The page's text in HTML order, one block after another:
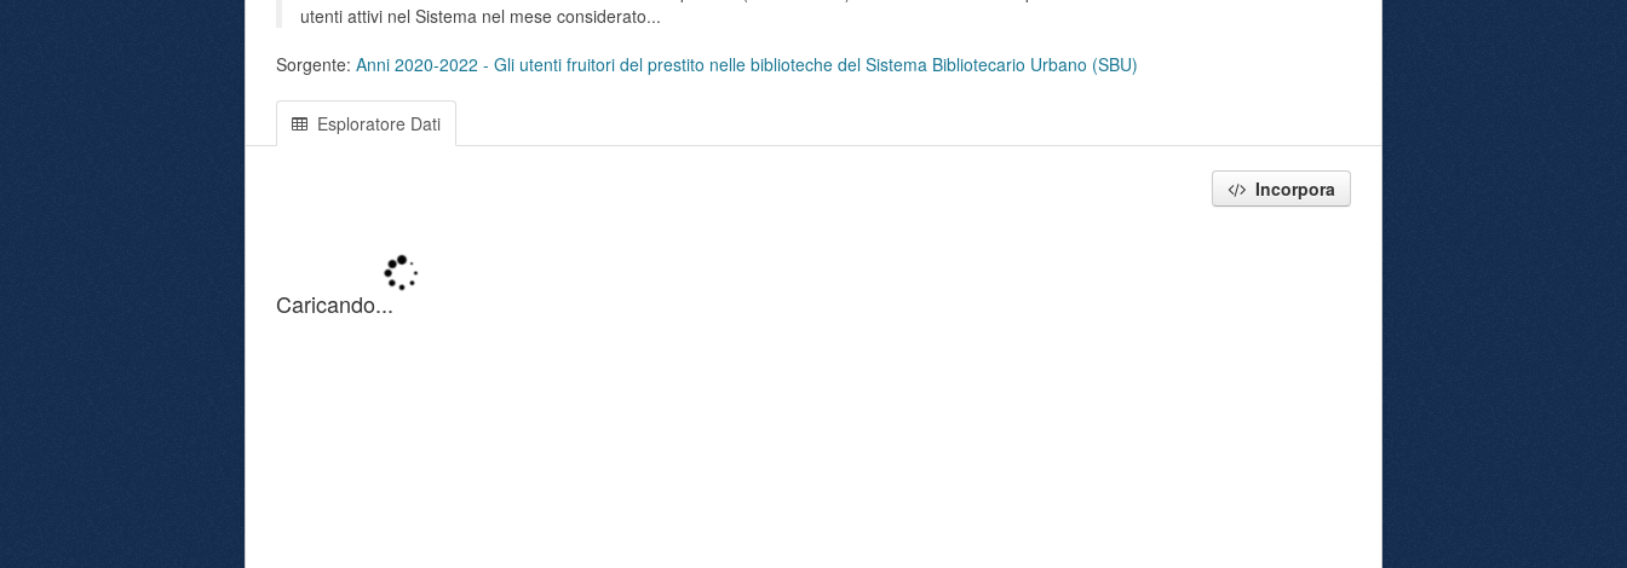
utenti attivi nel Sistema nel mese considerato...
Sorgente: Anni 2020-2022 - Gli utenti fruitori del prestito nelle biblioteche del Sistema Bibliotecario Urbano (SBU)
Esploratore Dati
Incorpora